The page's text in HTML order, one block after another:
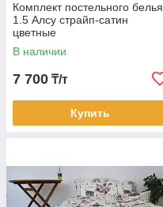
Комплект постельного белья
1.5 Алсу страйп-сатин
цветные
В наличии
7 700 ₸/т
Купить